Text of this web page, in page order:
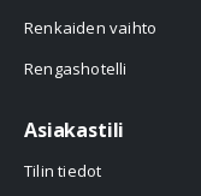
Renkaiden vaihto
Rengashotelli
Asiakastili
Tilin tiedot